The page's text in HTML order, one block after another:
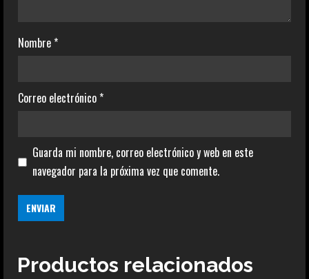
Nombre *
Correo electrónico *
Guarda mi nombre, correo electrónico y web en este
navegador para la próxima vez que comente.
Productos relacionados